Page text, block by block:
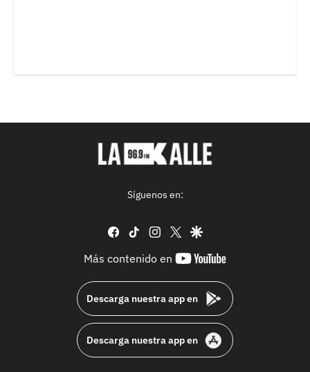
Síguenos en:
facebook
tiktok instagram
twittergoogle
Más contenido en
youtube-
Descarga nuestra app en
Descarga nuestra app en